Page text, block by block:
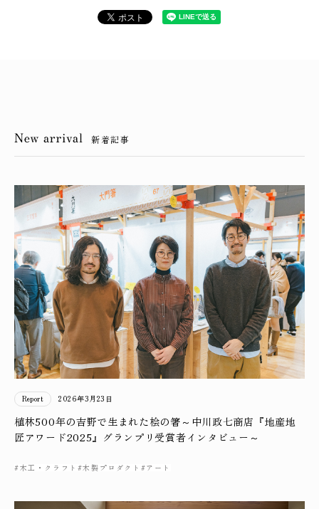
新着記事
Report 2026年3月23日
植林500年の吉野で生まれた桧の箸～中川政七商店『地産地
匠アワード2025』グランプリ受賞者インタビュー～
#木工・クラフト #木製プロダクト #アート